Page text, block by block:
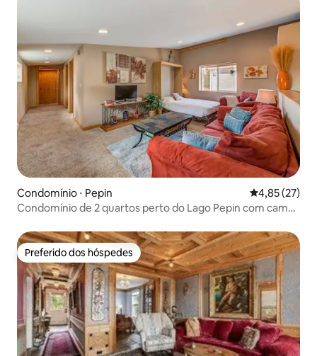
Condomínio ⋅ Pepin 4,85 de uma
4,85 (27)
Condomínio de 2 quartos perto do Lago Pepin com cama
Preferido dos hóspedes
Preferido dos hóspedes